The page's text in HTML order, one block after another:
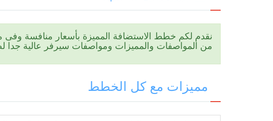
نقدم لكم خطط الاستضافة المميزة بأسعار منافسة وفى
من المواصفات والمميزات ومواصفات سيرفر عالية جدا
مميزات مع كل الخطط